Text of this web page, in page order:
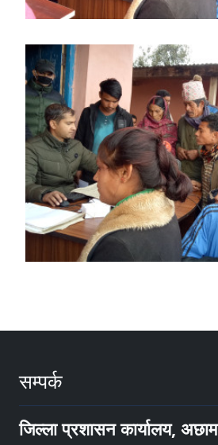
सम्पर्क
जिल्ला प्रशासन कार्यालय, अछाम